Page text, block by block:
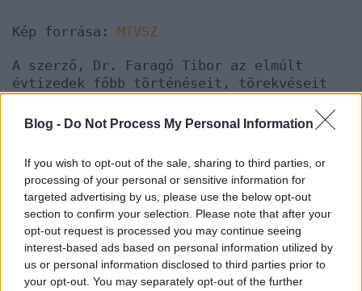
Blog - Do Not Process My Personal Information
If you wish to opt-out of the sale, sharing to third parties, or
processing of your personal or sensitive information for
targeted advertising by us, please use the below opt-out
section to confirm your selection. Please note that after your
opt-out request is processed you may continue seeing
interest-based ads based on personal information utilized by
us or personal information disclosed to third parties prior to
your opt-out. You may separately opt-out of the further
Kép forrása: MTVSZ
A szerző, Dr. Faragó Tibor az elmúlt
évtizedek főbb történéseit, törekvéseit
tanulságokat is számba veszi. A kiadvány
érdekes olvasmány lehet azok aszámára,
aggódva figyelik a klímaváltozás
folyamatát és szeretnének képet kapni
arról, hogy milyen lehetőségei, esélyei
vannak az emberiségnek a folyamat
megfékezésére, illetve mi hátráltatja
ezeket a törekvéseket.